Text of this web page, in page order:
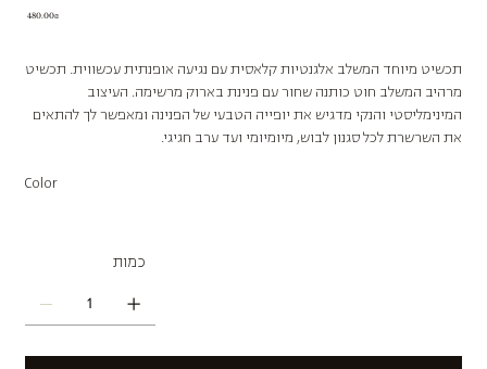
Price ‏480.00 ‏₪
תכשיט מיוחד המשלב אלגנטיות קלאסית עם נגיעה אופנתית עכשווית. תכשיט
מרהיב המשלב חוט כותנה שחור עם פנינת בארוק מרשימה. העיצוב
המינימליסטי והנקי מדגיש את יופייה הטבעי של הפנינה ומאפשר לך להתאים
את השרשרת לכל סגנון לבוש, מיומיומי ועד ערב חגיגי.
Color
כמות